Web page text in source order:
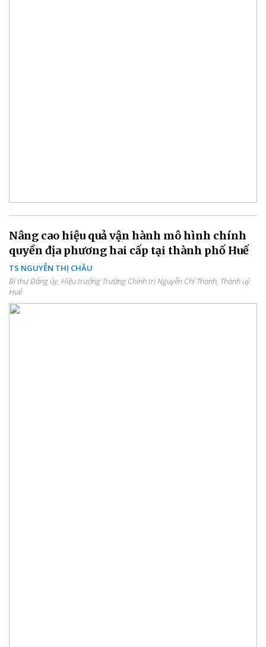
Nâng cao hiệu quả vận hành mô hình chính
quyền địa phương hai cấp tại thành phố Huế
TS NGUYỄN THỊ CHÂU
Bí thư Đảng ủy, Hiệu trưởng Trường Chính trị Nguyễn Chí Thanh, Thành uỷ
Huế